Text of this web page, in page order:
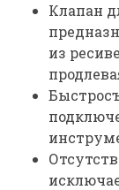
Клапан
из